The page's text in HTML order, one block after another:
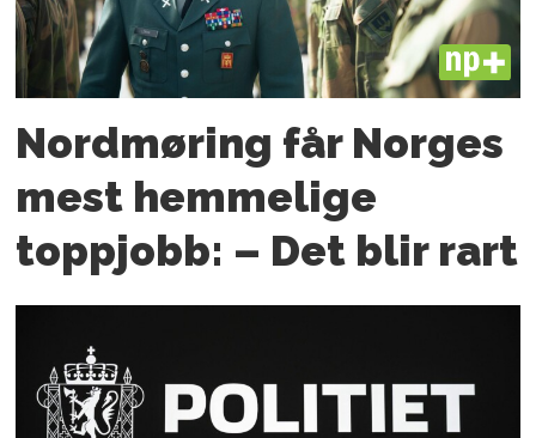
PLUS
Nordmøring får Norges
mest hemmelige
toppjobb: – Det blir rart